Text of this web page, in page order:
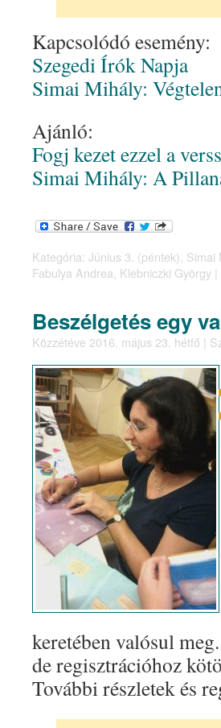
Kapcsolódó esemény:
Szegedi Írók Napja
Simai Mihály:
Ajánló:
Fogj kezet ezzel a
Simai Mihály: A
Kategória: Június 3. (péntek), Simai
Fabulya Andrea, Klebniczki György |
Beszélgetés egy
Közzétéve 2016. május 23. hétfő |
keretében valósul
de regisztrációhoz
További részletek és